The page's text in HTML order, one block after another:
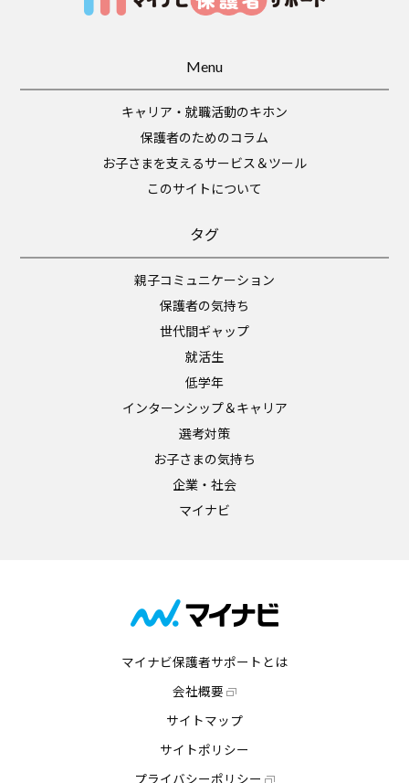
Menu
キャリア・就職活動のキホン
保護者のためのコラム
お子さまを支えるサービス＆ツール
このサイトについて
タグ
親子コミュニケーション
保護者の気持ち
世代間ギャップ
就活生
低学年
インターンシップ＆キャリア
選考対策
お子さまの気持ち
企業・社会
マイナビ
マイナビ保護者サポートとは
会社概要
サイトマップ
サイトポリシー
プライバシーポリシー